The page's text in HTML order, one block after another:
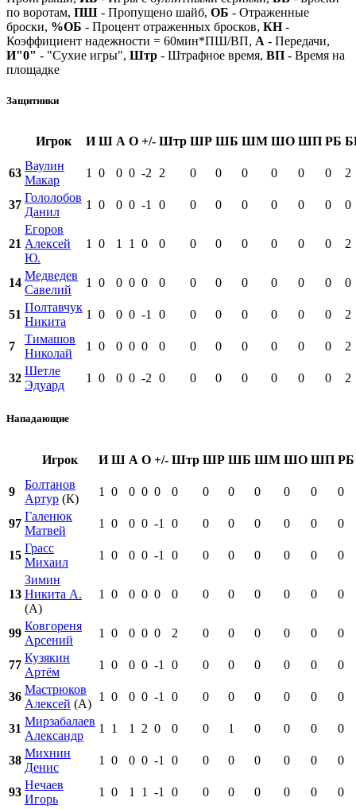
по воротам, ПШ - Пропущено шайб, ОБ - Отраженные
броски, %ОБ - Процент отраженных бросков, КН-
Коэффициент надежности = 60мин*ПШ/ВП, А - Передачи,
И"0" - "Сухие игры", Штр - Штрафное время, ВП - Время на
площадке
Защитники
Игрок И Ш А О +/- Штр ШР ШБ ШМ ШО ШП РБ
63
Ваулин
Макар
1 0 0 0 -2 2 0 0 0 0 0 0 2
37
Гололобов
Данил
1 0 0 0 -1 0 0 0 0 0 0 0 0
21
Егоров
Алексей
Ю.
1 0 1 1 0 0 0 0 0 0 0 0 2
14
Медведев
Савелий
1 0 0 0 0 0 0 0 0 0 0 0 0
51
Полтавчук
Никита
1 0 0 0 -1 0 0 0 0 0 0 0 2
7
Тимашов
Николай
1 0 0 0 0 0 0 0 0 0 0 0 2
32
Шетле
Эдуард
1 0 0 0 -2 0 0 0 0 0 0 0 2
Нападающие
Игрок И Ш А О +/- Штр ШР ШБ ШМ ШО ШП РБ
9
Болтанов
Артур (К)
1 0 0 0 0 0 0 0 0 0 0 0
97
Галенюк
Матвей
1 0 0 0 -1 0 0 0 0 0 0 0
15
Грасс
Михаил
1 0 0 0 -1 0 0 0 0 0 0 0
13
Зимин
Никита А.
(А)
1 0 0 0 0 0 0 0 0 0 0 0
99
Ковгореня
Арсений
1 0 0 0 0 2 0 0 0 0 0 0
77
Кузякин
Артём
1 0 0 0 -1 0 0 0 0 0 0 0
36
Мастрюков
Алексей (А)
1 0 0 0 -1 0 0 0 0 0 0 0
31
Мирзабалаев
Александр
1 1 1 2 0 0 0 1 0 0 0 0
38
Михнин
Денис
1 0 0 0 -1 0 0 0 0 0 0 0
93
Нечаев
Игорь
1 0 1 1 -1 0 0 0 0 0 0 0